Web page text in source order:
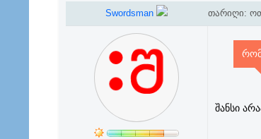
Swordsman თარიღი:
შანსი